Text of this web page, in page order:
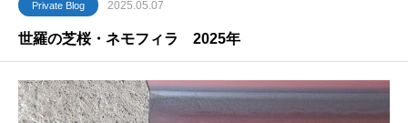
Private Blog 2025.05.07
世羅の芝桜・ネモフィラ 2025年